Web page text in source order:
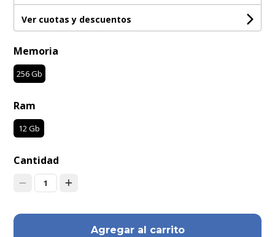
Ver cuotas y descuentos
Memoria
256 Gb
Ram
12 Gb
Cantidad
1
Agregar al carrito